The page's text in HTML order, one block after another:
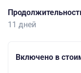
11 дней
Включено в